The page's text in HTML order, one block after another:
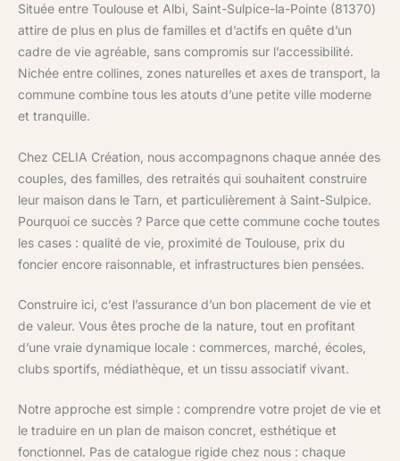
Située entre Toulouse et Albi, Saint-Sulpice-la-Pointe (81370)
attire de plus en plus de familles et d’actifs en quête d’un
cadre de vie agréable, sans compromis sur l’accessibilité.
Nichée entre collines, zones naturelles et axes de transport, la
commune combine tous les atouts d’une petite ville moderne
et tranquille.
Chez CELIA Création, nous accompagnons chaque année des
couples, des familles, des retraités qui souhaitent construire
leur maison dans le Tarn, et particulièrement à Saint-Sulpice.
Pourquoi ce succès ? Parce que cette commune coche toutes
les cases : qualité de vie, proximité de Toulouse, prix du
foncier encore raisonnable, et infrastructures bien pensées.
Construire ici, c’est l’assurance d’un bon placement de vie et
de valeur. Vous êtes proche de la nature, tout en profitant
d’une vraie dynamique locale : commerces, marché, écoles,
clubs sportifs, médiathèque, et un tissu associatif vivant.
Notre approche est simple : comprendre votre projet de vie et
le traduire en un plan de maison concret, esthétique et
fonctionnel. Pas de catalogue rigide chez nous : chaque